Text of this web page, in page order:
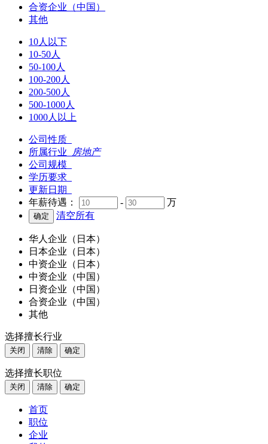
合资企业（中国）
其他
10人以下
10-50人
50-100人
100-200人
200-500人
500-1000人
1000人以上
公司性质
所属行业 房地产
公司规模
学历要求
更新日期
年薪待遇：
-
万
清空所有
华人企业（日本）
日本企业（日本）
中资企业（日本）
中资企业（中国）
日资企业（中国）
合资企业（中国）
其他
选择擅长行业
关闭 清除 确定
选择擅长职位
关闭 清除 确定
首页
职位
企业